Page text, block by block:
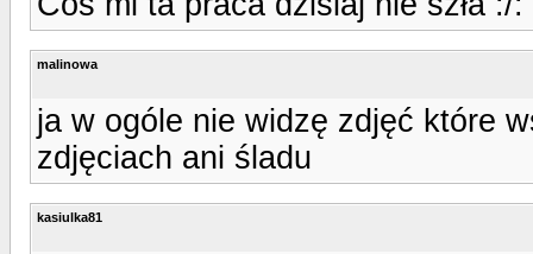
malinowa
ja w ogóle nie widzę zdjęć które
zdjęciach ani śladu
kasiulka81